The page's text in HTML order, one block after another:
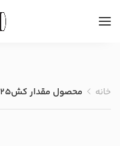
خانه محصول مقدار کش25 مگابایت